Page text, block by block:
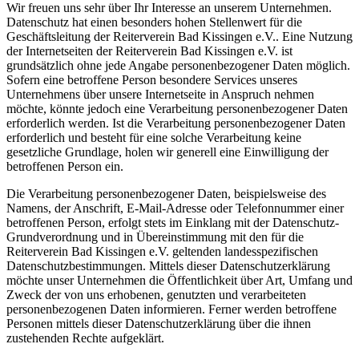
Wir freuen uns sehr über Ihr Interesse an unserem Unternehmen.
Datenschutz hat einen besonders hohen Stellenwert für die
Geschäftsleitung der Reiterverein Bad Kissingen e.V.. Eine Nutzung
der Internetseiten der Reiterverein Bad Kissingen e.V. ist
grundsätzlich ohne jede Angabe personenbezogener Daten möglich.
Sofern eine betroffene Person besondere Services unseres
Unternehmens über unsere Internetseite in Anspruch nehmen
möchte, könnte jedoch eine Verarbeitung personenbezogener Daten
erforderlich werden. Ist die Verarbeitung personenbezogener Daten
erforderlich und besteht für eine solche Verarbeitung keine
gesetzliche Grundlage, holen wir generell eine Einwilligung der
betroffenen Person ein.
Die Verarbeitung personenbezogener Daten, beispielsweise des
Namens, der Anschrift, E-Mail-Adresse oder Telefonnummer einer
betroffenen Person, erfolgt stets im Einklang mit der Datenschutz-
Grundverordnung und in Übereinstimmung mit den für die
Reiterverein Bad Kissingen e.V. geltenden landesspezifischen
Datenschutzbestimmungen. Mittels dieser Datenschutzerklärung
möchte unser Unternehmen die Öffentlichkeit über Art, Umfang und
Zweck der von uns erhobenen, genutzten und verarbeiteten
personenbezogenen Daten informieren. Ferner werden betroffene
Personen mittels dieser Datenschutzerklärung über die ihnen
zustehenden Rechte aufgeklärt.